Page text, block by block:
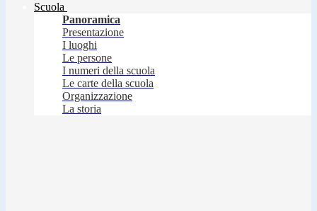
Scuola
Panoramica
Presentazione
I luoghi
Le persone
I numeri della scuola
Le carte della scuola
Organizzazione
La storia